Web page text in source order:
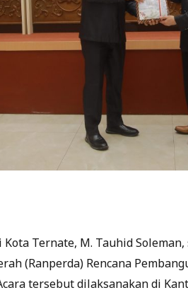
Kota Ternate, M. Tauhid
(Ranperda) Rencana
tersebut dilaksanakan di